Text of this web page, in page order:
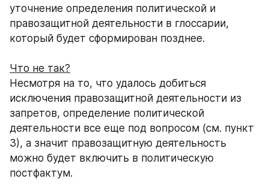
уточнение определения политической и
правозащитной деятельности в глоссарии,
который будет сформирован позднее.
Что не так?
Несмотря на то, что удалось добиться
исключения правозащитной деятельности из
запретов, определение политической
деятельности все еще под вопросом (см. пункт
3), а значит правозащитную деятельность
можно будет включить в политическую
постфактум.